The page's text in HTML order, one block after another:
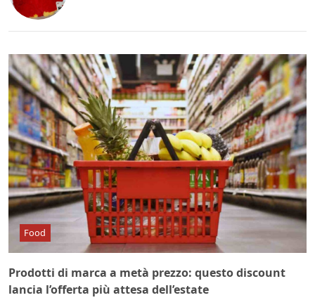
Food
Prodotti di marca a metà prezzo: questo discount
lancia l’offerta più attesa dell’estate